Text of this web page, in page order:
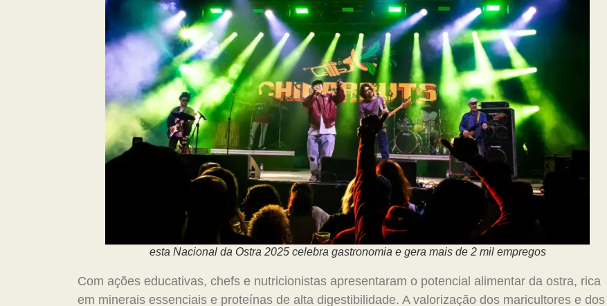
esta Nacional da Ostra 2025 celebra gastronomia e gera mais de 2 mil empregos
Com ações educativas, chefs e nutricionistas apresentaram o potencial alimentar da ostra, rica
em minerais essenciais e proteínas de alta digestibilidade. A valorização dos maricultores e dos